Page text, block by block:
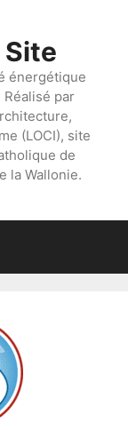
Site
énergétique
par
(LOCI), site
de
la Wallonie.